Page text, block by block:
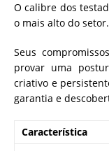
O calibre dos
o mais alto do setor.
Seus
provar uma
criativo e
garantia e
Característica